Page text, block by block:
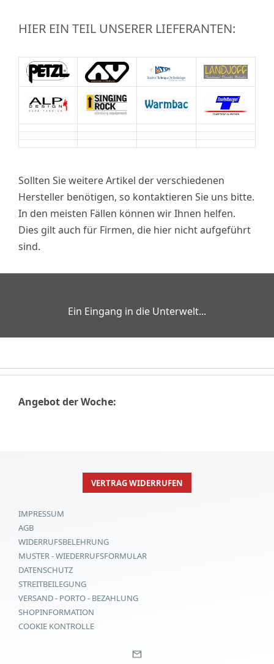
HIER EIN TEIL UNSERER LIEFERANTEN:
Sollten Sie weitere Artikel der verschiedenen
Hersteller benötigen, so kontaktieren Sie uns bitte.
In den meisten Fällen können wir Ihnen helfen.
Dies gilt auch für Firmen, die hier nicht aufgeführt
sind.
Ein Eingang in die Unterwelt...
Angebot der Woche:
VERTRAG WIDERRUFEN
IMPRESSUM
AGB
WIDERRUFSBELEHRUNG
MUSTER - WIEDERRUFSFORMULAR
DATENSCHUTZ
STREITBEILEGUNG
VERSAND - PORTO - BEZAHLUNG
SHOPINFORMATION
COOKIE KONTROLLE